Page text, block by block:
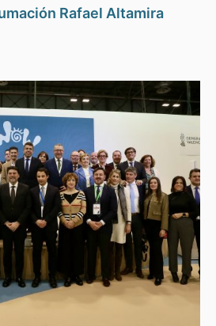
Rafael Altamira